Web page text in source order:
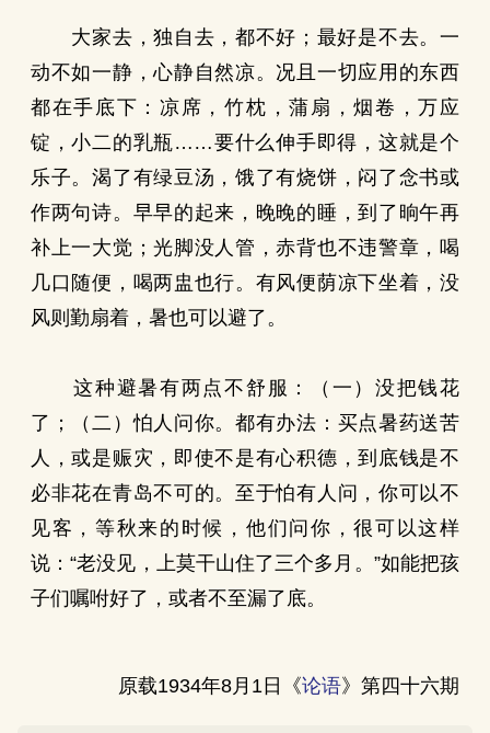
大家去，独自去，都不好；最好是不去。一
动不如一静，心静自然凉。况且一切应用的东西
都在手底下：凉席，竹枕，蒲扇，烟卷，万应
锭，小二的乳瓶……要什么伸手即得，这就是个
乐子。渴了有绿豆汤，饿了有烧饼，闷了念书或
作两句诗。早早的起来，晚晚的睡，到了晌午再
补上一大觉；光脚没人管，赤背也不违警章，喝
几口随便，喝两盅也行。有风便荫凉下坐着，没
风则勤扇着，暑也可以避了。
这种避暑有两点不舒服：（一）没把钱花
了；（二）怕人问你。都有办法：买点暑药送苦
人，或是赈灾，即使不是有心积德，到底钱是不
必非花在青岛不可的。至于怕有人问，你可以不
见客，等秋来的时候，他们问你，很可以这样
说：“老没见，上莫干山住了三个多月。”如能把孩
子们嘱咐好了，或者不至漏了底。
原载1934年8月1日《论语》第四十六期